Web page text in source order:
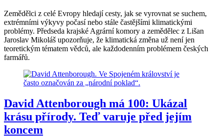
Zemědělci z celé Evropy hledají cesty, jak se vyrovnat se suchem,
extrémními výkyvy počasí nebo stále častějšími klimatickými
problémy. Předseda krajské Agrární komory a zemědělec z Lišan
Jaroslav Mikoláš upozorňuje, že klimatická změna už není jen
teoretickým tématem vědců, ale každodenním problémem českých
farmářů.
David Attenborough má 100: Ukázal
krásu přírody. Teď varuje před jejím
koncem